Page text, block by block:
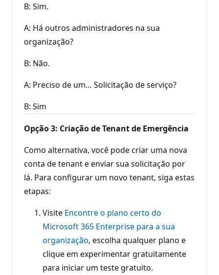
B: Sim.
A: Há outros administradores na sua
organização?
B: Não.
A: Preciso de um… Solicitação de serviço?
B: Sim
Opção 3: Criação de Tenant de Emergência
Como alternativa, você pode criar uma nova
conta de tenant e enviar sua solicitação por
lá. Para configurar um novo tenant, siga estas
etapas:
Visite Encontre o plano certo do
Microsoft 365 Enterprise para a sua
organização, escolha qualquer plano e
clique em experimentar gratuitamente
para iniciar um teste gratuito.